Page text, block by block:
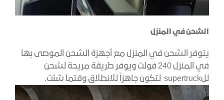
الشحن في المنزل
يتوفر الشحن في المنزل مع أجهزة الشحن الموصى بها
في المنزل 240 فولت ويوفر طريقة مريحة لشحن
للsupertruck لتكون جاهزاً للانطلاق وقتما شئت.